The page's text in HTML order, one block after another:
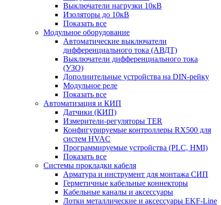
Выключатели нагрузки 10кВ
Изоляторы до 10кВ
Показать все
Модульное оборудование
Автоматические выключатели
дифференциального тока (АВДТ)
Выключатели дифференциального тока
(УЗО)
Дополнительные устройства на DIN-рейку
Модульное реле
Показать все
Автоматизация и КИП
Датчики (КИП)
Измерители-регуляторы TER
Конфигурируемые контроллеры RX500 для
систем HVAC
Программируемые устройства (PLC, HMI)
Показать все
Системы прокладки кабеля
Арматура и инструмент для монтажа СИП
Герметичные кабельные коннекторы
Кабельные каналы и аксессуары
Лотки металлические и аксессуары EKF-Line